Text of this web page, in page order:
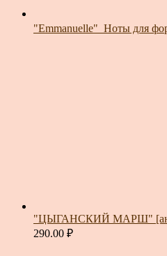
"Emmanuelle"_Ноты для
"ЦЫГАНСКИЙ МАРШ"
290.00 ₽